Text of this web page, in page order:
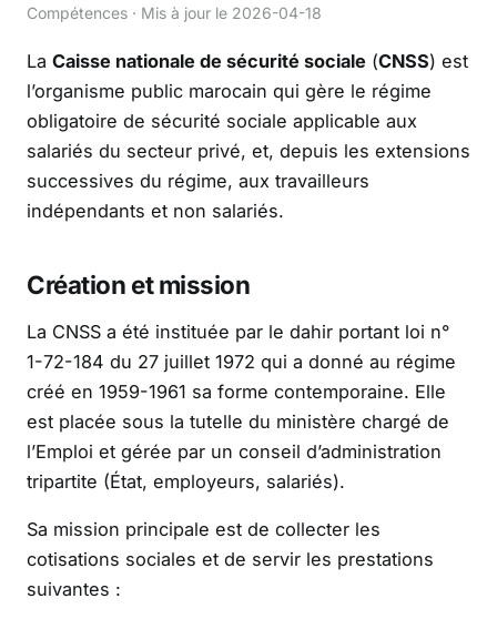
Compétences · Mis à jour le 2026-04-18
La Caisse nationale de sécurité sociale (CNSS) est
l’organisme public marocain qui gère le régime
obligatoire de sécurité sociale applicable aux
salariés du secteur privé, et, depuis les extensions
successives du régime, aux travailleurs
indépendants et non salariés.
Création et mission
La CNSS a été instituée par le dahir portant loi n°
1-72-184 du 27 juillet 1972 qui a donné au régime
créé en 1959-1961 sa forme contemporaine. Elle
est placée sous la tutelle du ministère chargé de
l’Emploi et gérée par un conseil d’administration
tripartite (État, employeurs, salariés).
Sa mission principale est de collecter les
cotisations sociales et de servir les prestations
suivantes :